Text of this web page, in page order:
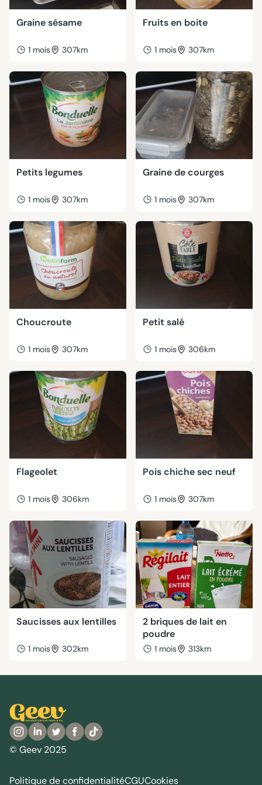
Graine sésame
1 mois 307km
Fruits en boite
1 mois 307km
Petits legumes
1 mois 307km
Graine de courges
1 mois 307km
Choucroute
1 mois 307km
Petit salé
1 mois 306km
Flageolet
1 mois 306km
Pois chiche sec neuf
1 mois 307km
Saucisses aux lentilles
1 mois 302km
2 briques de lait en
poudre
1 mois 313km
© Geev 2025
Politique de confidentialitéCGUCookies